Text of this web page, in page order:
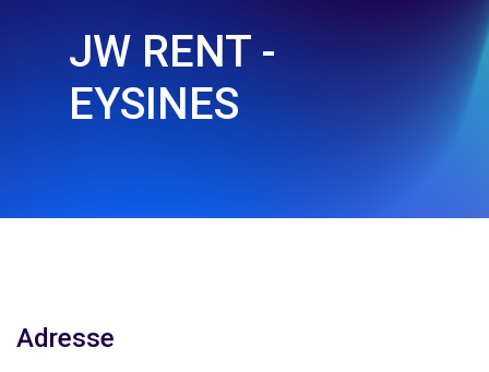
JW RENT -
EYSINES
Adresse